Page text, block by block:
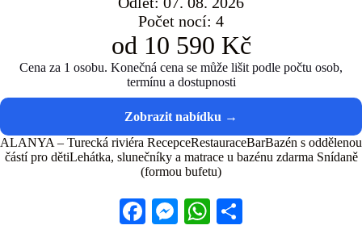
Počet nocí: 4
od 10 590 Kč
Cena za 1 osobu. Konečná cena se může lišit podle počtu osob,
termínu a dostupnosti
ALANYA – Turecká riviéra RecepceRestauraceBarBazén s oddělenou
částí pro dětiLehátka, slunečníky a matrace u bazénu zdarma Snídaně
(formou bufetu)
Fa M
W